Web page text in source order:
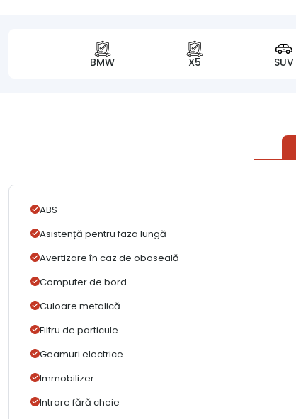
BMW X5 SUV
ABS
Asistență pentru faza lungă
Avertizare în caz de oboseală
Computer de bord
Culoare metalică
Filtru de particule
Geamuri electrice
Immobilizer
Intrare fără cheie